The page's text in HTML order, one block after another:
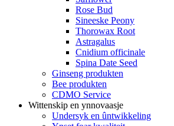
Rose Bud
Sineeske Peony
Thorowax Root
Astragalus
Cnidium officinale
Spina Date Seed
Ginseng produkten
Bee produkten
CDMO Service
Wittenskip en ynnovaasje
Undersyk en ûntwikkeling